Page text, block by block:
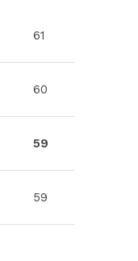
61
60
59
59